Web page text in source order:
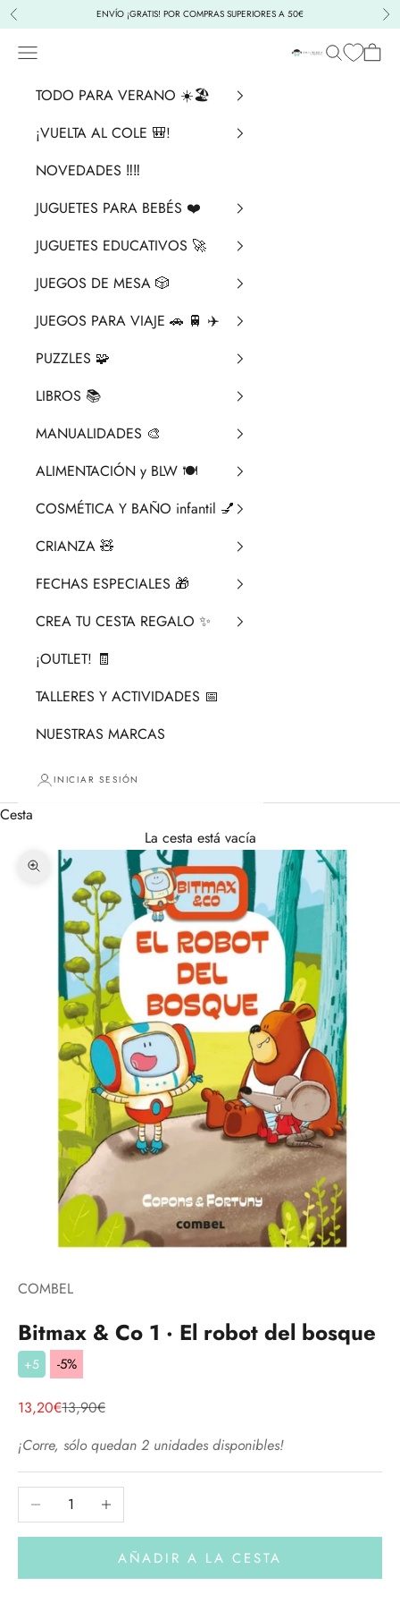
Ir al contenido
Anterior ENVÍO ¡GRATIS! POR COMPRAS SUPERIORES A 50€
La Chata
Menú BuscarCesta
TODO PARA VERANO ☀️🏖️
¡VUELTA AL COLE 🎒!
NOVEDADES ‼️​‼️​
JUGUETES PARA BEBÉS ❤️​
JUGUETES EDUCATIVOS 🚀
JUEGOS DE MESA 🎲
JUEGOS PARA VIAJE 🚗 🚆 ✈️
PUZZLES 🧩
LIBROS 📚​
MANUALIDADES 🎨​
ALIMENTACIÓN y BLW 🍽️
COSMÉTICA Y BAÑO infantil 💅
CRIANZA ​🧸​
FECHAS ESPECIALES 🎁
CREA TU CESTA REGALO ✨
¡OUTLET! 🧾
TALLERES Y ACTIVIDADES 📅
NUESTRAS MARCAS
INICIAR SESIÓN
Cesta
La cesta está vacía
Zoom
COMBEL
Bitmax & Co 1 · El robot del bosque
+5 -5%
Precio de oferta
13,20€Precio normal
13,90€
¡Corre, sólo quedan 2 unidades disponibles!
Reducir cantidadAumentar cantidad
AÑADIR A LA CESTA